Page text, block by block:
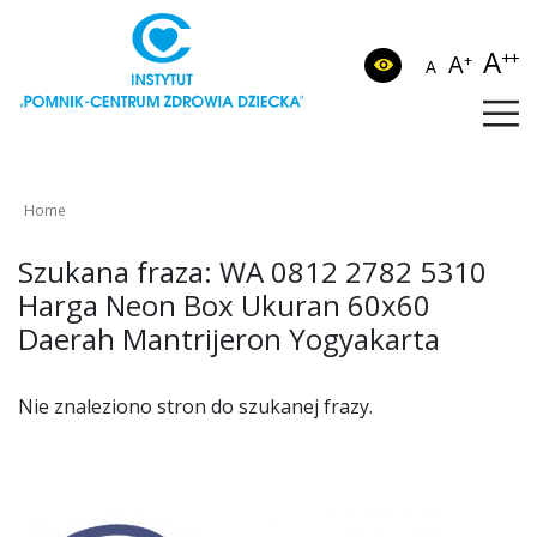
A A+ A++
Home
Szukana fraza: WA 0812 2782 5310
Harga Neon Box Ukuran 60x60
Daerah Mantrijeron Yogyakarta
Nie znaleziono stron do szukanej frazy.